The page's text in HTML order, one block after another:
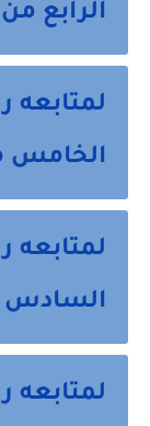
الرابع
لمتابعه
الخامس
لمتابعه
السادس
لمتابعه